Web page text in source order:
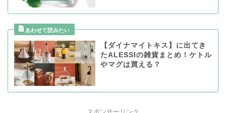
【ダイナマイトキス】に出てき
たALESSIの雑貨まとめ！ケトル
やマグは買える？